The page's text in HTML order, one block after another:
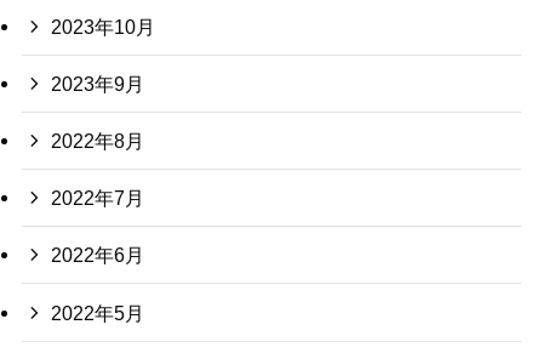
2023年10月
2023年9月
2022年8月
2022年7月
2022年6月
2022年5月